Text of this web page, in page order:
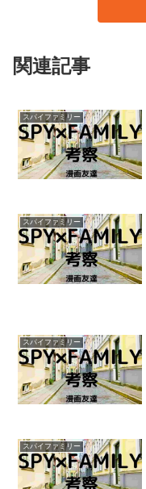
関連記事
スパイファミリー
スパイファミリー
スパイファミリー
スパイファミリー